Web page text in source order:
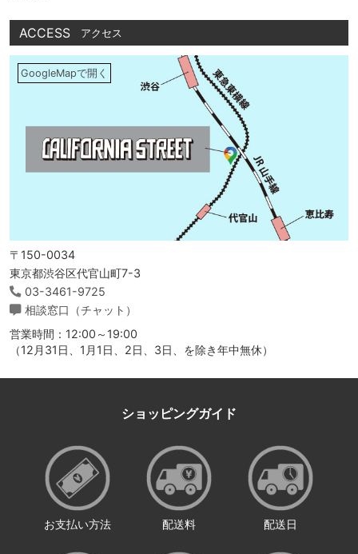
ACCESS アクセス
GoogleMapで開く
〒150-0034
東京都渋谷区代官山町7-3
03-3461-9725
相談窓口（チャット）
営業時間：12:00～19:00
（12月31日、1月1日、2日、3日、を除き年中無休）
ショッピングガイド
お支払い方法 配送料 配送日